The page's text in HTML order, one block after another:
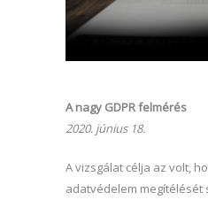
A nagy GDPR felmérés
2020. június 18.
A vizsgálat célja az volt,
adatvédelem megítélését